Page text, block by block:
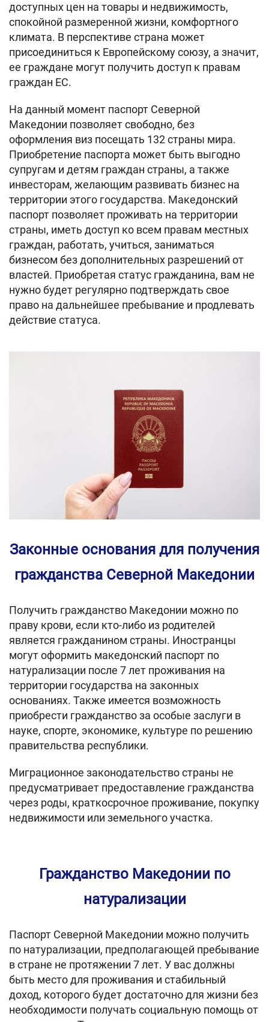
доступных цен на товары и недвижимость,
спокойной размеренной жизни, комфортного
климата. В перспективе страна может
присоединиться к Европейскому союзу, а значит,
ее граждане могут получить доступ к правам
граждан ЕС.
На данный момент паспорт Северной
Македонии позволяет свободно, без
оформления виз посещать 132 страны мира.
Приобретение паспорта может быть выгодно
супругам и детям граждан страны, а также
инвесторам, желающим развивать бизнес на
территории этого государства. Македонский
паспорт позволяет проживать на территории
страны, иметь доступ ко всем правам местных
граждан, работать, учиться, заниматься
бизнесом без дополнительных разрешений от
властей. Приобретая статус гражданина, вам не
нужно будет регулярно подтверждать свое
право на дальнейшее пребывание и продлевать
действие статуса.
Законные основания для получения
гражданства Северной Македонии
Получить гражданство Македонии можно по
праву крови, если кто-либо из родителей
является гражданином страны. Иностранцы
могут оформить македонский паспорт по
натурализации после 7 лет проживания на
территории государства на законных
основаниях. Также имеется возможность
приобрести гражданство за особые заслуги в
науке, спорте, экономике, культуре по решению
правительства республики.
Миграционное законодательство страны не
предусматривает предоставление гражданства
через роды, краткосрочное проживание, покупку
недвижимости или земельного участка.
Гражданство Македонии по
натурализации
Паспорт Северной Македонии можно получить
по натурализации, предполагающей пребывание
в стране не протяжении 7 лет. У вас должны
быть место для проживания и стабильный
доход, которого будет достаточно для жизни без
необходимости получать социальную помощь от